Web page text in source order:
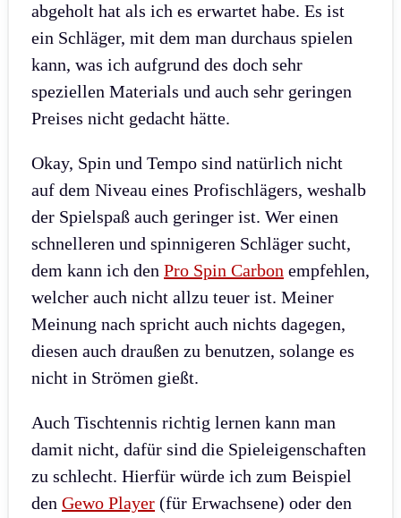
abgeholt hat als ich es erwartet habe. Es ist
ein Schläger, mit dem man durchaus spielen
kann, was ich aufgrund des doch sehr
speziellen Materials und auch sehr geringen
Preises nicht gedacht hätte.
Okay, Spin und Tempo sind natürlich nicht
auf dem Niveau eines Profischlägers, weshalb
der Spielspaß auch geringer ist. Wer einen
schnelleren und spinnigeren Schläger sucht,
dem kann ich den Pro Spin Carbon empfehlen,
welcher auch nicht allzu teuer ist. Meiner
Meinung nach spricht auch nichts dagegen,
diesen auch draußen zu benutzen, solange es
nicht in Strömen gießt.
Auch Tischtennis richtig lernen kann man
damit nicht, dafür sind die Spieleigenschaften
zu schlecht. Hierfür würde ich zum Beispiel
den Gewo Player (für Erwachsene) oder den